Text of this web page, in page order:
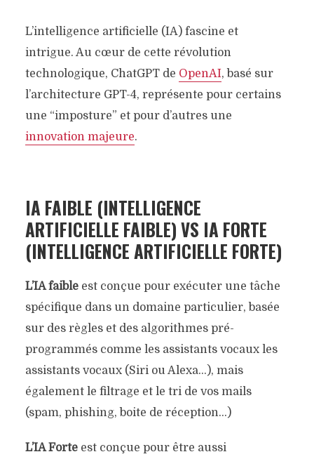
L’intelligence artificielle (IA) fascine et
intrigue. Au cœur de cette révolution
technologique, ChatGPT de OpenAI, basé sur
l’architecture GPT-4, représente pour certains
une “imposture” et pour d’autres une
innovation majeure.
IA FAIBLE (INTELLIGENCE
ARTIFICIELLE FAIBLE) VS IA FORTE
(INTELLIGENCE ARTIFICIELLE FORTE)
L’IA faibleest conçue pour exécuter une tâche
spécifique dans un domaine particulier, basée
sur des règles et des algorithmes pré-
programmés comme les assistants vocaux les
assistants vocaux (Siri ou Alexa…), mais
également le filtrage et le tri de vos mails
(spam, phishing, boite de réception…)
L’IA Forteest conçue pour être aussi